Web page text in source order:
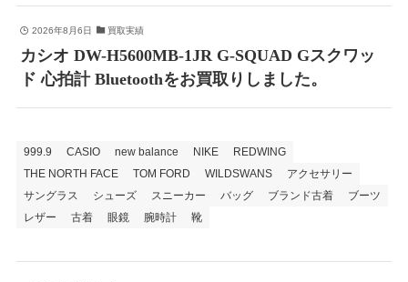
2026年8月6日 買取実績
カシオ DW-H5600MB-1JR G-SQUAD Gスクワッ
ド 心拍計 Bluetoothをお買取りしました。
999.9 CASIO new balance NIKE
REDWING
THE NORTH FACE
TOM FORD WILDSWANS
アクセサリー
サングラス
シューズ スニーカー バッグ ブランド古着
ブーツ
レザー
古着 眼鏡 腕時計 靴